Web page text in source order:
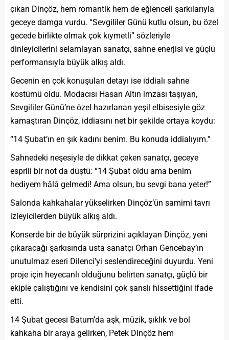
çıkan Dinçöz, hem romantik hem de eğlenceli şarkılarıyla
geceye damga vurdu. “Sevgililer Günü kutlu olsun, bu özel
gecede birlikte olmak çok kıymetli” sözleriyle
dinleyicilerini selamlayan sanatçı, sahne enerjisi ve güçlü
performansıyla büyük alkış aldı.
Gecenin en çok konuşulan detayı ise iddialı sahne
kostümü oldu. Modacısı Hasan Altın imzası taşıyan,
Sevgililer Günü’ne özel hazırlanan yeşil elbisesiyle göz
kamaştıran Dinçöz, iddiasını net bir şekilde ortaya koydu:
“14 Şubat’ın en şık kadını benim. Bu konuda iddialıyım.”
Sahnedeki neşesiyle de dikkat çeken sanatçı, geceye
esprili bir not da düştü: “14 Şubat oldu ama benim
hediyem hâlâ gelmedi! Ama olsun, bu sevgi bana yeter!”
Salonda kahkahalar yükselirken Dinçöz’ün samimi tavrı
izleyicilerden büyük alkış aldı.
Konserde bir de büyük sürprizini açıklayan Dinçöz, yeni
çıkaracağı şarkısında usta sanatçı Orhan Gencebay’ın
unutulmaz eseri Dilenci’yi seslendireceğini duyurdu. Yeni
proje için heyecanlı olduğunu belirten sanatçı, güçlü bir
ekiple çalıştığını ve kendisini çok şanslı hissettiğini ifade
etti.
14 Şubat gecesi Batum’da aşk, müzik, şıklık ve bol
kahkaha bir araya gelirken, Petek Dinçöz hem